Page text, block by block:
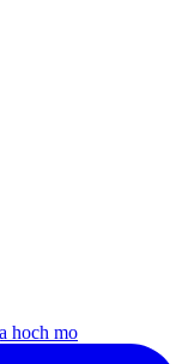
hoch mo